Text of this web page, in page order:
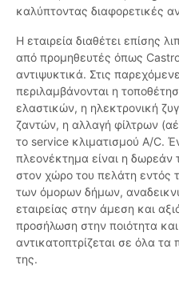
καλύπτοντας διαφορετικές
Η εταιρεία διαθέτει επίσης
από προμηθευτές όπως
αντιψυκτικά. Στις
περιλαμβάνονται η
ελαστικών, η ηλεκτρονική
ζαντών, η αλλαγή φίλτρων
το service κλιματισμού A/C.
πλεονέκτημα είναι η δωρεάν
στον χώρο του πελάτη εντός
των όμορων δήμων,
εταιρείας στην άμεση και
προσήλωση στην ποιότητα
αντικατοπτρίζεται σε όλα τα
της.